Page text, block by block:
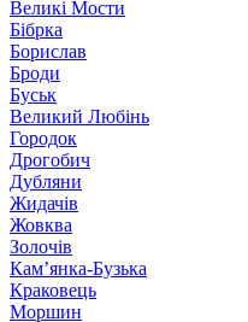
Великі Мости
Бібрка
Борислав
Броди
Буськ
Великий Любінь
Городок
Дрогобич
Дубляни
Жидачів
Жовква
Золочів
Кам’янка-Бузька
Краковець
Моршин